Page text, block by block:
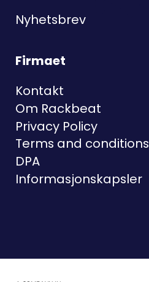
Nyhetsbrev
Firmaet
Kontakt
Om Rackbeat
Privacy Policy
Terms and conditions
DPA
Informasjonskapsler